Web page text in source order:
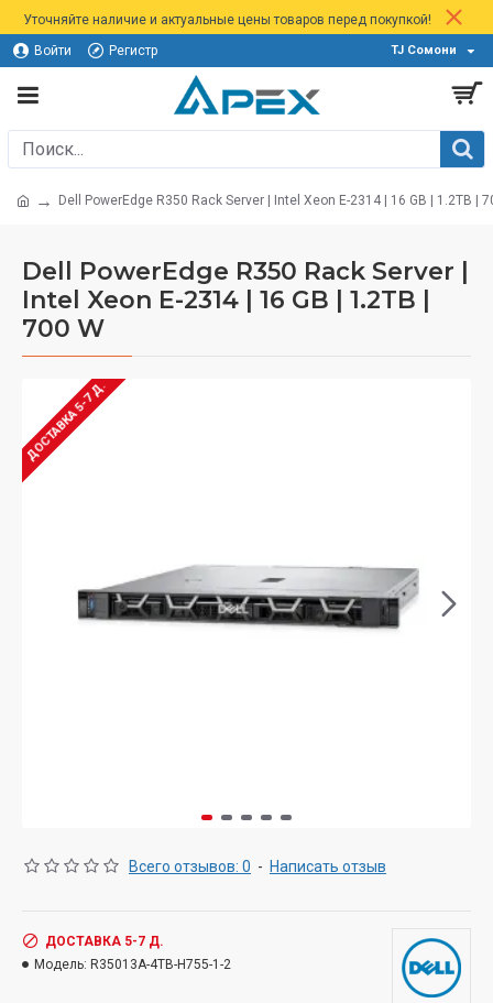
Уточняйте наличие и актуальные цены товаров перед покупкой!
Войти Регистр TJ Сомони
Dell PowerEdge R350 Rack Server | Intel Xeon E-2314 | 16 GB | 1.2TB |
Dell PowerEdge R350 Rack Server |
Intel Xeon E-2314 | 16 GB | 1.2TB |
700 W
ДОСТАВКА 5-7 Д.
Всего отзывов: 0 - Написать отзыв
ДОСТАВКА 5-7 Д.
Модель: R35013A-4TB-H755-1-2